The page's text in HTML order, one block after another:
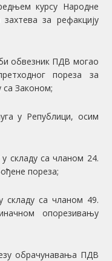
курсу Народне
за рефакцију
обвезник ПДВ могао
пореза за
са Законом;
у Републици, осим
складу са чланом 24.
пореза;
складу са чланом 49.
опорезивању
обрачунавања ПДВ